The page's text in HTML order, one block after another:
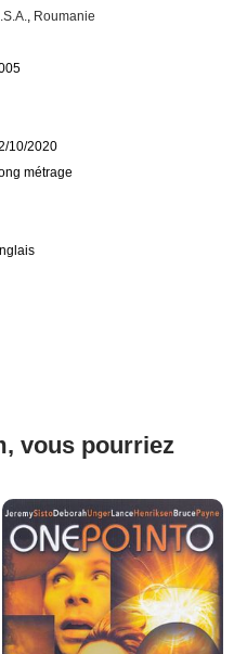
Roumanie
10/2020
métrage
vous pourriez